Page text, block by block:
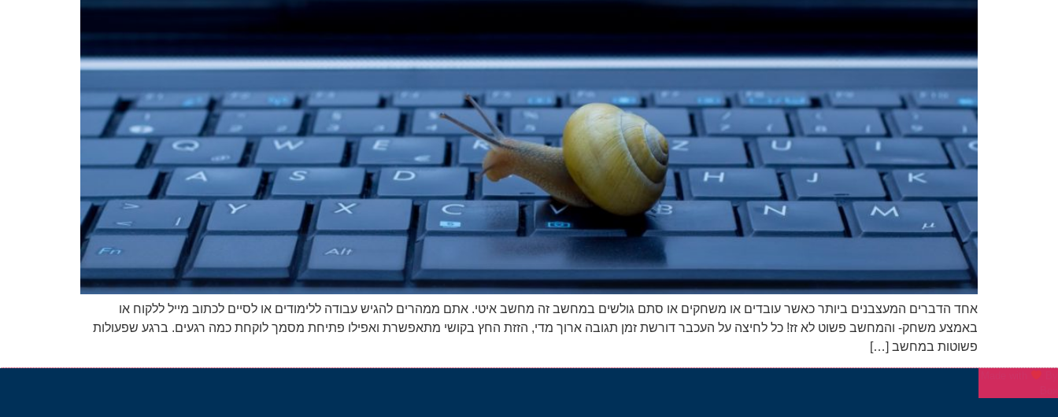
אחד הדברים המעצבנים ביותר כאשר עובדים או משחקים או סתם גולשים במחשב זה מחשב איטי. אתם ממהרים להגיש עבודה ללימודים או לסיים לכתוב מייל ללקוח או
באמצע משחק- והמחשב פשוט לא זז! כל לחיצה על העכבר דורשת זמן תגובה ארוך מדי, הזזת החץ בקושי מתאפשרת ואפילו פתיחת מסמך לוקחת כמה רגעים. ברגע שפעולות
פשוטות במחשב […]